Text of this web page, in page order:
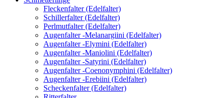
Fleckenfalter (Edelfalter)
Schillerfalter (Edelfalter)
Perlmutfalter (Edelfalter)
Augenfalter -Melanargiini (Edelfalter)
Augenfalter -Elymini (Edelfalter)
Augenfalter -Maniolini (Edelfalter)
Augenfalter -Satyrini (Edelfalter)
Augenfalter -Coenonymphini (Edelfalter)
Augenfalter -Erebiini (Edelfalter)
Scheckenfalter (Edelfalter)